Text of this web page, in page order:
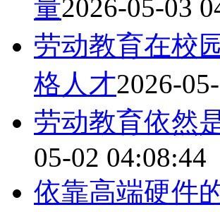
量2026-05-03
劳动教育在校
格人才2026-
劳动教育依然
05-02 04:08:44
依靠高端硬件